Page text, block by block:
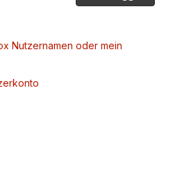
Nutzernamen oder mein